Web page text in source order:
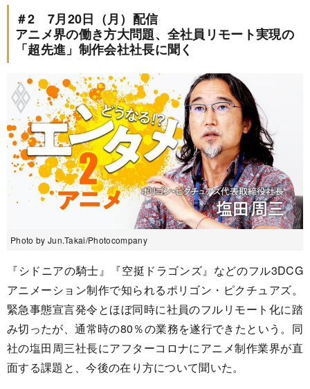
＃2 7月20日（月）配信
アニメ界の働き方大問題、全社員リモート実現の
「超先進」制作会社社長に聞く
Photo by Jun.Takai/Photocompany
『シドニアの騎士』『空挺ドラゴンズ』などのフル3DCG
アニメーション制作で知られるポリゴン・ピクチュアズ。
緊急事態宣言発令とほぼ同時に社員のフルリモート化に踏
み切ったが、通常時の80％の業務を遂行できたという。同
社の塩田周三社長にアフターコロナにアニメ制作業界が直
面する課題と、今後の在り方について聞いた。